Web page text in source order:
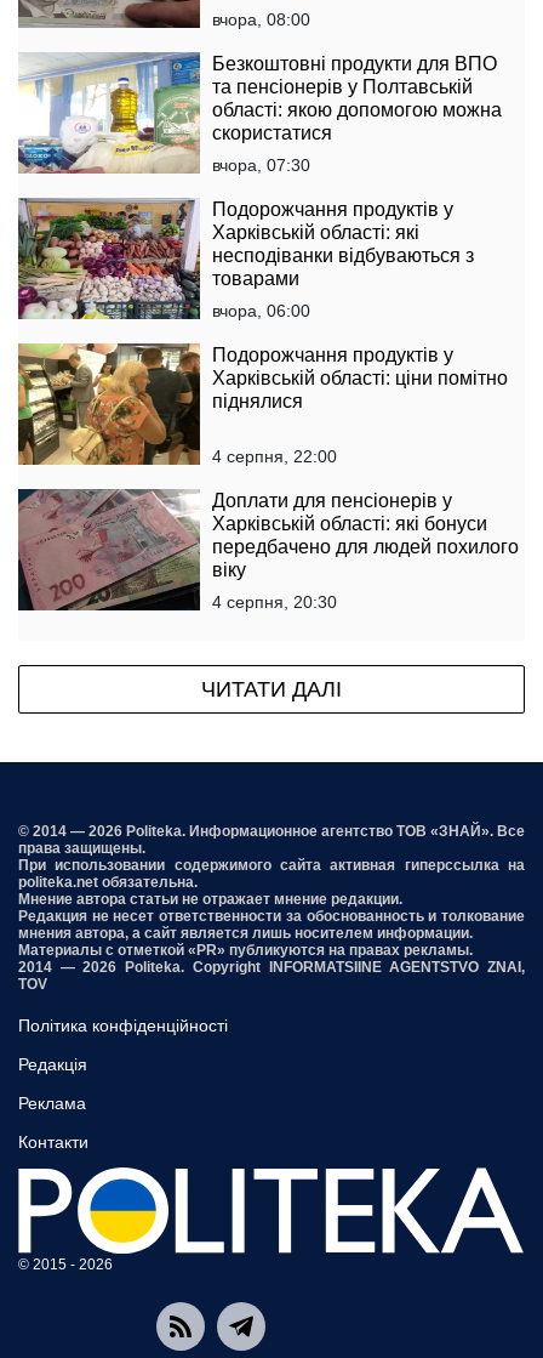
вчора, 08:00
Безкоштовні продукти для ВПО
та пенсіонерів у Полтавській
області: якою допомогою можна
скористатися
вчора, 07:30
Подорожчання продуктів у
Харківській області: які
несподіванки відбуваються з
товарами
вчора, 06:00
Подорожчання продуктів у
Харківській області: ціни помітно
піднялися
4 серпня, 22:00
Доплати для пенсіонерів у
Харківській області: які бонуси
передбачено для людей похилого
віку
4 серпня, 20:30
ЧИТАТИ ДАЛІ
© 2014 — 2026 Politeka. Информационное агентство ТОВ «ЗНАЙ». Все
права защищены.
При использовании содержимого сайта активная гиперссылка на
politeka.net обязательна.
Мнение автора статьи не отражает мнение редакции.
Редакция не несет ответственности за обоснованность и толкование
мнения автора, а сайт является лишь носителем информации.
Материалы с отметкой «PR» публикуются на правах рекламы.
2014 — 2026 Politeka. Copyright INFORMATSIINE AGENTSTVO ZNAI,
TOV
Політика конфіденційності
Редакція
Реклама
Контакти
© 2015 - 2026